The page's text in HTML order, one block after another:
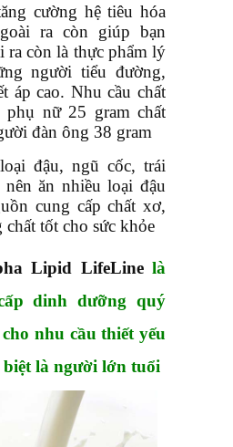
cường hệ tiêu hóa
ra còn giúp bạn
ra còn là thực phẩm lý
người tiểu đường,
áp cao. Nhu cầu chất
phụ nữ 25 gram chất
đàn ông 38 gram
đậu, ngũ cốc, trái
ăn nhiều loại đậu
cung cấp chất xơ,
tốt cho sức khỏe
Lipid LifeLinelà
dinh dưỡng quý
nhu cầu thiết yếu
biệt là người lớn tuổi